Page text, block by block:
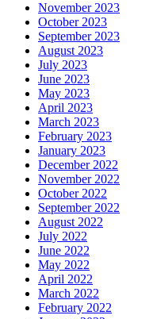
November 2023
October 2023
September 2023
August 2023
July 2023
June 2023
May 2023
April 2023
March 2023
February 2023
January 2023
December 2022
November 2022
October 2022
September 2022
August 2022
July 2022
June 2022
May 2022
April 2022
March 2022
February 2022